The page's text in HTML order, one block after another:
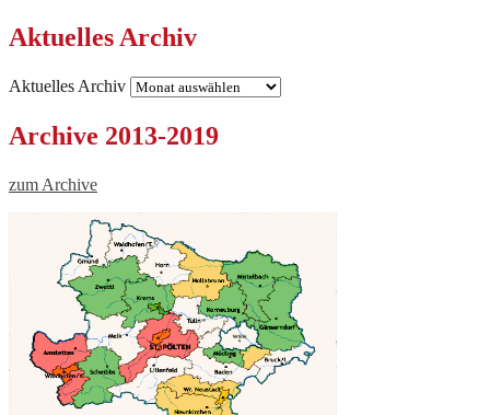
Aktuelles Archiv
Aktuelles Archiv
Archive 2013-2019
zum Archive